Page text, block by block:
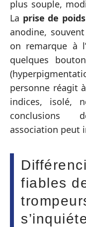
plus souple,
La prise de poids
anodine,
on remarque à
quelques
personne réagit
indices, isolé,
conclusions
association peut
fiables